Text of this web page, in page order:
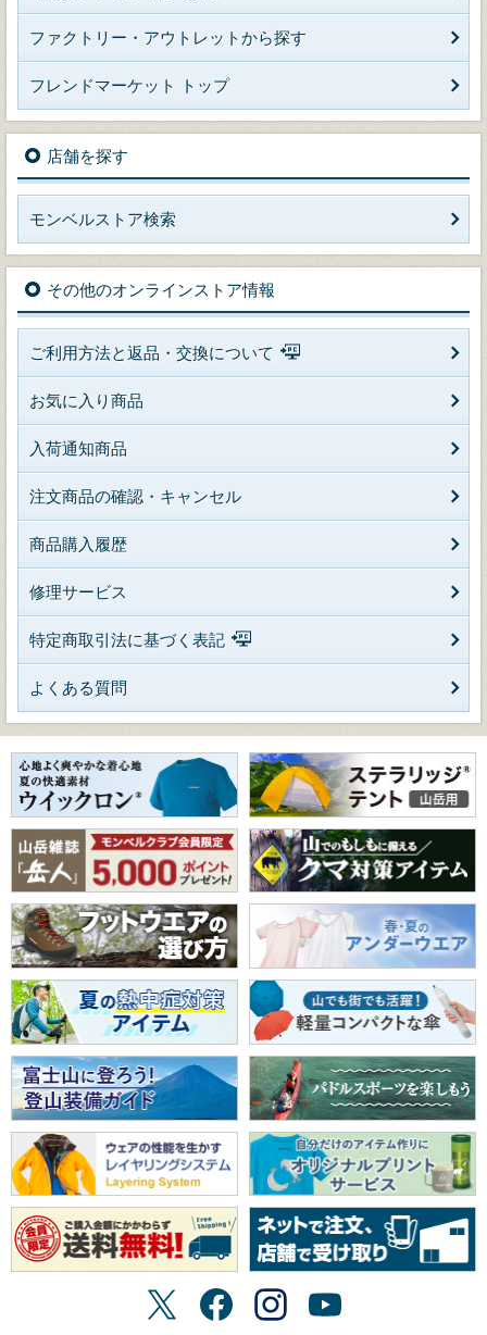
ファクトリー・アウトレットから探す
フレンドマーケット トップ
店舗を探す
モンベルストア検索
その他のオンラインストア情報
ご利用方法と返品・交換について
お気に入り商品
入荷通知商品
注文商品の確認・キャンセル
商品購入履歴
修理サービス
特定商取引法に基づく表記
よくある質問